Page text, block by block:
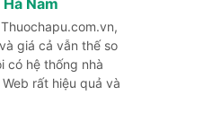
Nam
giá cả vẫn thế so
có hệ thống nhà
rất hiệu quả và